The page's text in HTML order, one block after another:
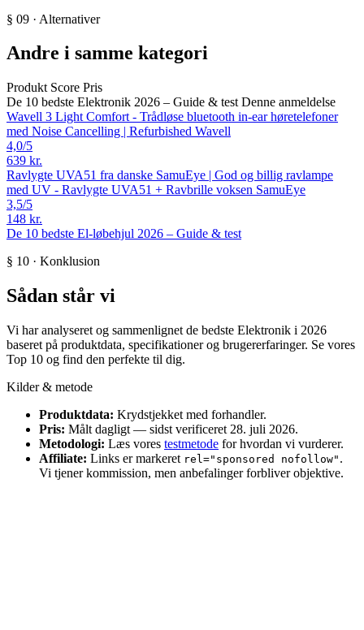
§ 09 · Alternativer
Andre i samme kategori
Produkt Score Pris
De 10 bedste Elektronik 2026 – Guide & test Denne anmeldelse
Wavell 3 Light Comfort - Trådløse bluetooth in-ear høretelefoner
med Noise Cancelling | Refurbished Wavell
4,0/5
639 kr.
Ravlygte UVA51 fra danske SamuEye | God og billig ravlampe
med UV - Ravlygte UVA51 + Ravbrille voksen SamuEye
3,5/5
148 kr.
De 10 bedste El-løbehjul 2026 – Guide & test
§ 10 · Konklusion
Sådan står vi
Vi har analyseret og sammenlignet de bedste Elektronik i 2026
baseret på produktdata, specifikationer og brugererfaringer. Se vores
Top 10 og find den perfekte til dig.
Kilder & metode
Produktdata: Krydstjekket med forhandler.
Pris: Målt dagligt — sidst verificeret 28. juli 2026.
Metodologi: Læs vores testmetode for hvordan vi vurderer.
Affiliate: Links er markeret rel="sponsored nofollow" .
Vi tjener kommission, men anbefalinger forbliver objektive.